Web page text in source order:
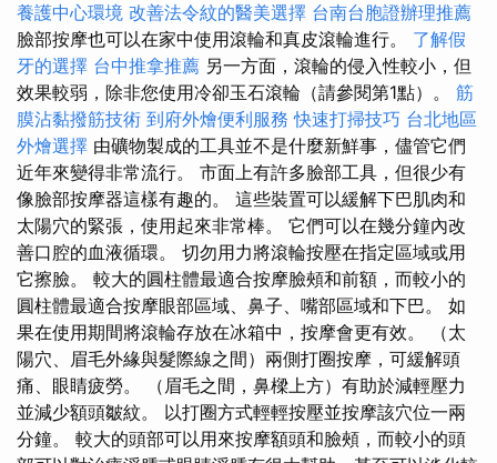
養護中心環境 改善法令紋的醫美選擇 台南台胞證辦理推薦
臉部按摩也可以在家中使用滾輪和真皮滾輪進行。 了解假
牙的選擇 台中推拿推薦 另一方面，滾輪的侵入性較小，但
效果較弱，除非您使用冷卻玉石滾輪（請參閱第1點）。 筋
膜沾黏撥筋技術 到府外燴便利服務 快速打掃技巧 台北地區
外燴選擇 由礦物製成的工具並不是什麼新鮮事，儘管它們
近年來變得非常流行。 市面上有許多臉部工具，但很少有
像臉部按摩器這樣有趣的。 這些裝置可以緩解下巴肌肉和
太陽穴的緊張，使用起來非常棒。 它們可以在幾分鐘內改
善口腔的血液循環。 切勿用力將滾輪按壓在指定區域或用
它擦臉。 較大的圓柱體最適合按摩臉頰和前額，而較小的
圓柱體最適合按摩眼部區域、鼻子、嘴部區域和下巴。 如
果在使用期間將滾輪存放在冰箱中，按摩會更有效。 （太
陽穴、眉毛外緣與髮際線之間）兩側打圈按摩，可緩解頭
痛、眼睛疲勞。 （眉毛之間，鼻樑上方）有助於減輕壓力
並減少額頭皺紋。 以打圈方式輕輕按壓並按摩該穴位一兩
分鐘。 較大的頭部可以用來按摩額頭和臉頰，而較小的頭